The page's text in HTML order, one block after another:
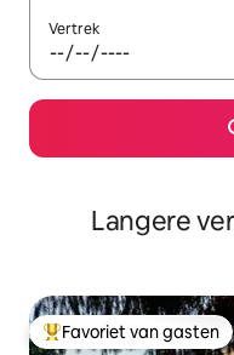
Vertrek
Langere
Topfavoriet van gasten
Favoriet van gasten